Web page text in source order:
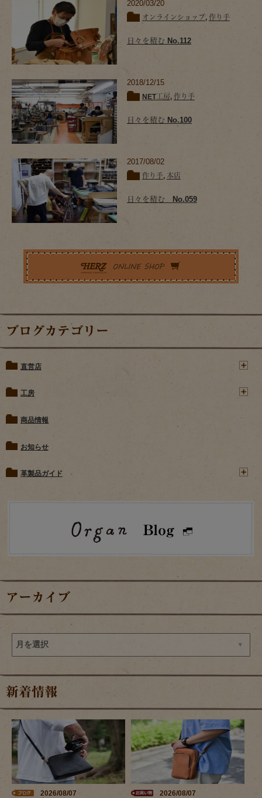
2020/03/20
オンラインショップ, 作り手
日々を積む No.112
2018/12/15
NET工房, 作り手
日々を積む No.100
2017/08/02
作り手, 本店
日々を積む No.059
ブログカテゴリー
直営店
工房
商品情報
お知らせ
革製品ガイド
アーカイブ
新着情報
2026/08/07 2026/08/07